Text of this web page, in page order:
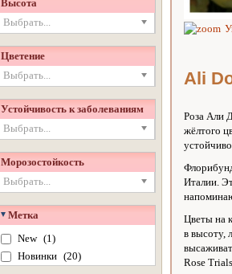
Высота
Выбрать...
Цветение
Выбрать...
Устойчивость к заболеваниям
Выбрать...
Морозостойкость
Выбрать...
Метка
New (1)
Новинки (20)
Ali
Роза Али
жёлтого
Италии.
Цветы на
в высоту,
Rose Trials.